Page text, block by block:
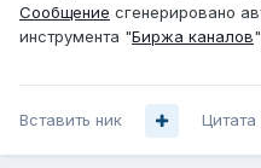
Сообщение сгенерировано
инструмента "Биржа каналов"
Вставить ник Цитата